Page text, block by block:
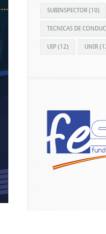
SUBINSPECTOR(10)
TECNICAS DE
UIP(12) UNIR